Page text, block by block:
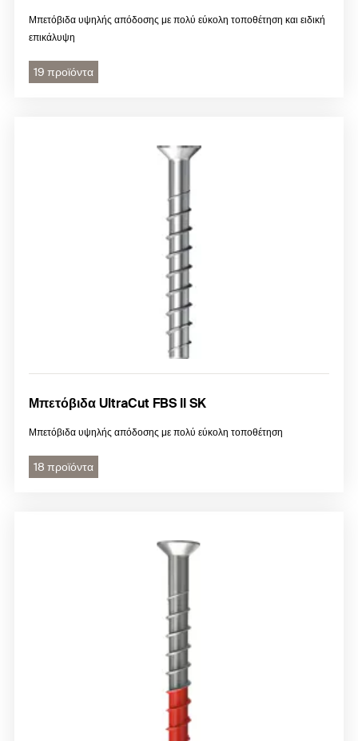
Μπετόβιδα υψηλής απόδοσης με πολύ εύκολη τοποθέτηση και ειδική
επικάλυψη
19 προϊόντα
Μπετόβιδα UltraCut FBS II SK
Μπετόβιδα υψηλής απόδοσης με πολύ εύκολη τοποθέτηση
18 προϊόντα